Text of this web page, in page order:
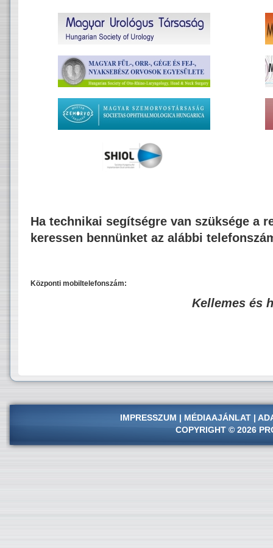
Ha technikai segítségre van szüksége a
keressen bennünket az alábbi
Központi mobiltelefonszám:
Kellemes és
IMPRESSZUM | MÉDIAAJÁNLAT |
COPYRIGHT © 2026